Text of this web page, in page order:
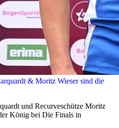
& Moritz Wieser sind die
und Recurveschütze Moritz
König bei Die Finals in